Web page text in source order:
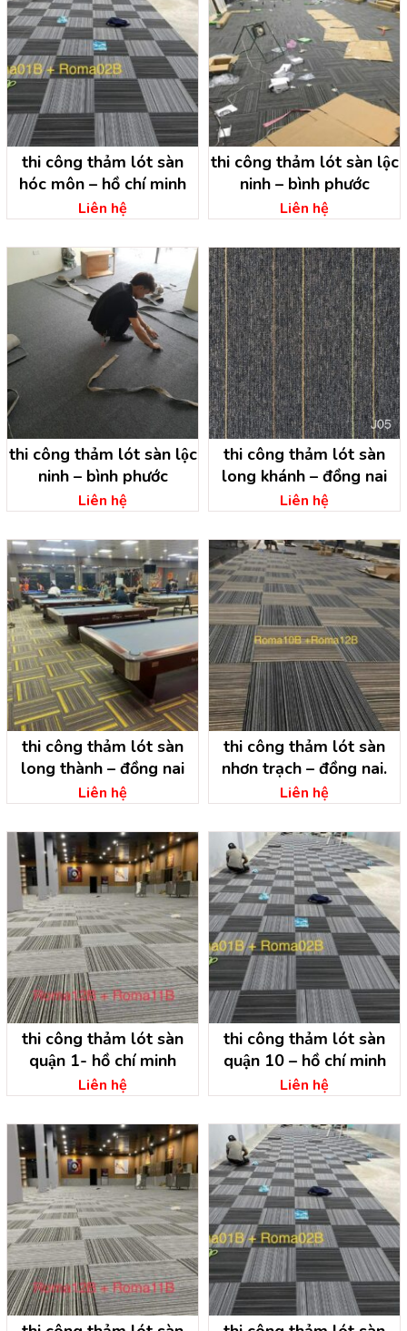
thi công thảm lót sàn
hóc môn – hồ chí minh
Liên hệ
thi công thảm lót sàn lộc
ninh – bình phước
Liên hệ
thi công thảm lót sàn lộc
ninh – bình phước
Liên hệ
thi công thảm lót sàn
long khánh – đồng nai
Liên hệ
thi công thảm lót sàn
long thành – đồng nai
Liên hệ
thi công thảm lót sàn
nhơn trạch – đồng nai.
Liên hệ
thi công thảm lót sàn
quận 1- hồ chí minh
Liên hệ
thi công thảm lót sàn
quận 10 – hồ chí minh
Liên hệ